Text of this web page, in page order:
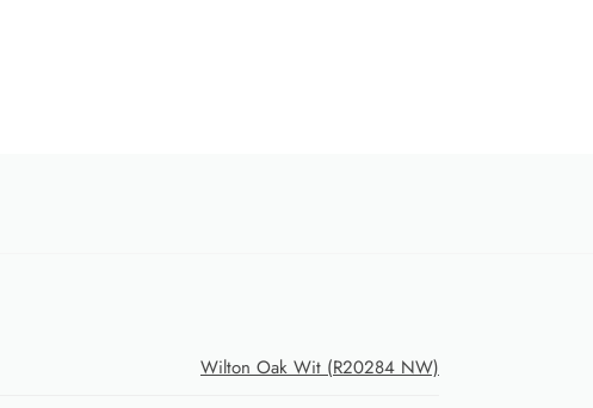
Wilton Oak Wit (R20284 NW)